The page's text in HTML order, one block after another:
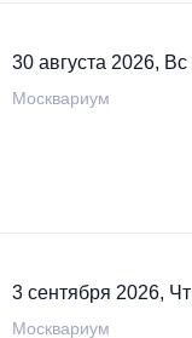
30 августа 2026, Вс
Москвариум
3 сентября 2026, Чт
Москвариум